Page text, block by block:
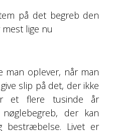
på det begreb den
lige nu
man oplever, når man
slip på det, der ikke
et flere tusinde år
der kan
bestræbelse. Livet er